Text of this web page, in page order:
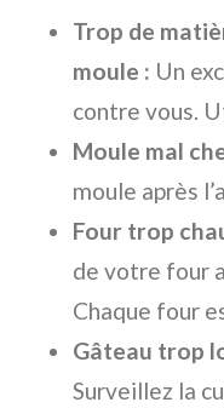
Trop de
moule : Un
contre vous.
Moule mal
moule après
Four trop
de votre four
Chaque four
Gâteau trop
Surveillez la